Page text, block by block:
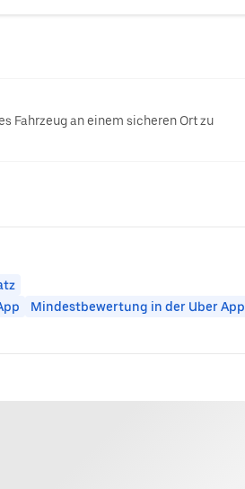
Fahrzeug an einem sicheren Ort zu
Mindestbewertung in der Uber App